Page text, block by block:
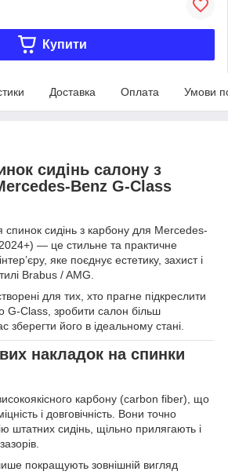
Купити
Доставка Оплата Умови
сидінь салону з
Benz G-Class
спинок сидінь з карбону для Mercedes-
— це стильне та практичне
яке поєднує естетику, захист і
Brabus / AMG.
для тих, хто прагне підкреслити
G-Class, зробити салон більш
зберегти його в ідеальному стані.
накладок на спинки
карбону (carbon fiber), що
і довговічність. Вони точно
штатних сидінь, щільно прилягають і
покращують зовнішній вигляд